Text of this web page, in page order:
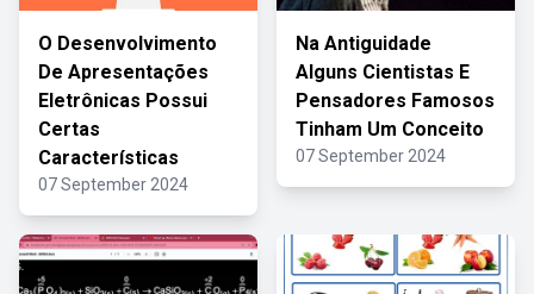
O Desenvolvimento
De Apresentações
Eletrônicas Possui
Certas
Características
07 September 2024
Na Antiguidade
Alguns Cientistas E
Pensadores Famosos
Tinham Um Conceito
07 September 2024